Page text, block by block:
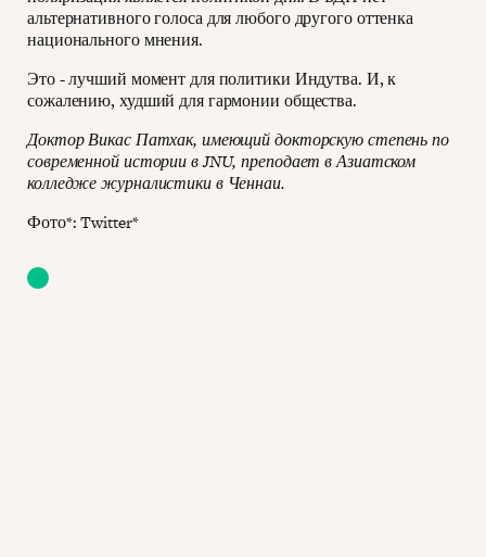
альтернативного голоса для любого другого оттенка
национального мнения.
Это - лучший момент для политики Индутва. И, к
сожалению, худший для гармонии общества.
Доктор Викас Патхак, имеющий докторскую степень по
современной истории в JNU, преподает в Азиатском
колледже журналистики в Ченнаи.
Фото*: Twitter*